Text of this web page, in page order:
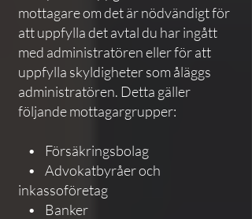
mottagare om det är nödvändigt för
att uppfylla det avtal du har ingått
med administratören eller för att
uppfylla skyldigheter som åläggs
administratören. Detta gäller
följande mottagargrupper:
• Försäkringsbolag
• Advokatbyråer och
inkassoföretag
• Banker